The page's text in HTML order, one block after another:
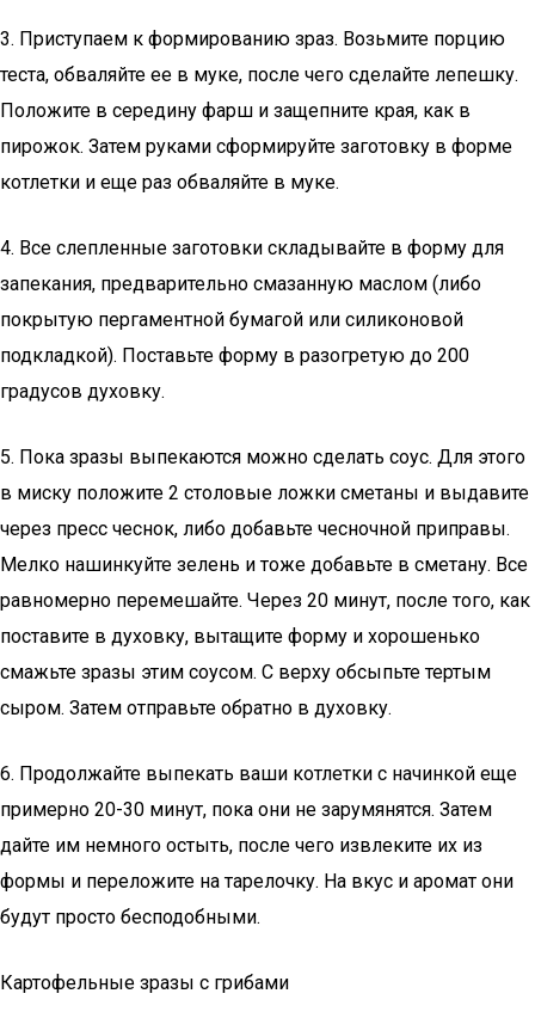
3. Приступаем к формированию зраз. Возьмите порцию
теста, обваляйте ее в муке, после чего сделайте лепешку.
Положите в середину фарш и защепните края, как в
пирожок. Затем руками сформируйте заготовку в форме
котлетки и еще раз обваляйте в муке.
4. Все слепленные заготовки складывайте в форму для
запекания, предварительно смазанную маслом (либо
покрытую пергаментной бумагой или силиконовой
подкладкой). Поставьте форму в разогретую до 200
градусов духовку.
5. Пока зразы выпекаются можно сделать соус. Для этого
в миску положите 2 столовые ложки сметаны и выдавите
через пресс чеснок, либо добавьте чесночной приправы.
Мелко нашинкуйте зелень и тоже добавьте в сметану. Все
равномерно перемешайте. Через 20 минут, после того, как
поставите в духовку, вытащите форму и хорошенько
смажьте зразы этим соусом. С верху обсыпьте тертым
сыром. Затем отправьте обратно в духовку.
6. Продолжайте выпекать ваши котлетки с начинкой еще
примерно 20-30 минут, пока они не зарумянятся. Затем
дайте им немного остыть, после чего извлеките их из
формы и переложите на тарелочку. На вкус и аромат они
будут просто бесподобными.
Картофельные зразы с грибами